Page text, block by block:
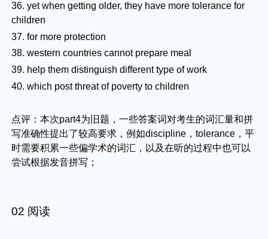
36. yet when getting older, they have more tolerance for
children
37. for more protection
38. western countries cannot prepare meal
39. help them distinguish different type of work
40. which post threat of poverty to children
点评：本次part4为旧题，一些答案词对考生的词汇量和拼
写准确性提出了较高要求，例如discipline，tolerance，平
时需要积累一些偏学术的词汇，以及在听的过程中也可以
尝试根据发音拼写；
02 阅读